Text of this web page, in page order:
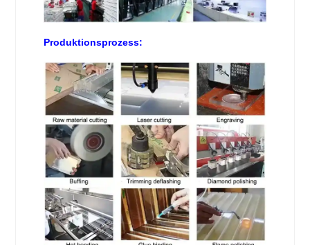
Produktionsprozess: